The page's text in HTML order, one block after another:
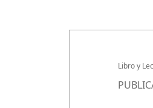
Libro y